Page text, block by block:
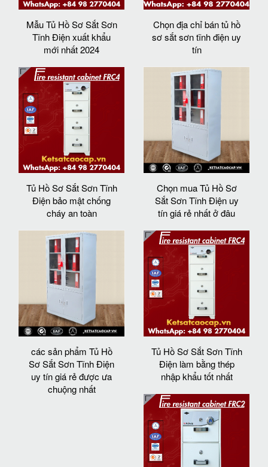
Mẫu Tủ Hồ Sơ Sắt Sơn
Tĩnh Điện xuất khẩu
mới nhất 2024
Chọn địa chỉ bán tủ hồ
sơ sắt sơn tĩnh điện uy
tín
Tủ Hồ Sơ Sắt Sơn Tĩnh
Điện bảo mật chống
cháy an toàn
Chọn mua Tủ Hồ Sơ
Sắt Sơn Tĩnh Điện uy
tín giá rẻ nhất ở đâu
các sản phẩm Tủ Hồ
Sơ Sắt Sơn Tĩnh Điện
uy tín giá rẻ được ưa
chuộng nhất
Tủ Hồ Sơ Sắt Sơn Tĩnh
Điện làm bằng thép
nhập khẩu tốt nhất